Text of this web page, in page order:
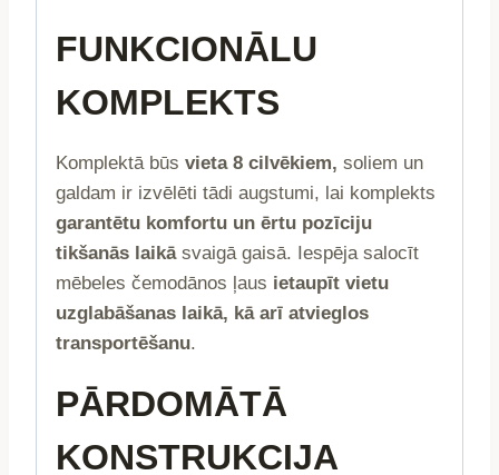
FUNKCIONĀLU
KOMPLEKTS
Komplektā būs vieta 8 cilvēkiem, soliem un
galdam ir izvēlēti tādi augstumi, lai komplekts
garantētu komfortu un ērtu pozīciju
tikšanās laikāsvaigā gaisā. Iespēja salocīt
mēbeles čemodānos ļaus ietaupīt vietu
uzglabāšanas laikā, kā arī atvieglos
transportēšanu.
PĀRDOMĀTĀ
KONSTRUKCIJA